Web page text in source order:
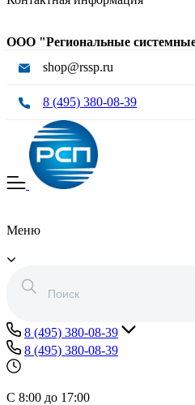
ООО "Региональные
shop@rssp.ru
8 (495) 380-08-39
Меню
8 (495) 380-08-39
8 (495) 380-08-39
С 8:00 до 17:00